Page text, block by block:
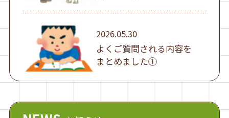
2026.05.30
よくご質問される内容を
まとめました①